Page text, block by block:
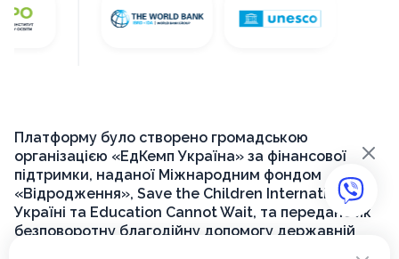
Платформу було створено громадською
організацією «ЕдКемп Україна» за фінансової
підтримки, наданої Міжнародним фондом
«Відродження», Save the Children International в
Україні та Education Cannot Wait, та передано як
безповоротну благодійну допомогу державній
×